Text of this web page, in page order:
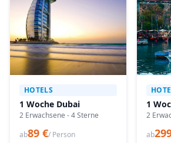
HOTELS
1 Woche Dubai
2 Erwachsene - 4 Sterne
ab89 €/ Person
1
2
ab